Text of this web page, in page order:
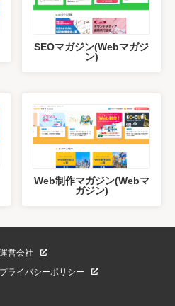
SEOマガジン(Webマガジ
ン)
Web制作マガジン(Webマ
ガジン)
運営会社
プライバシーポリシー